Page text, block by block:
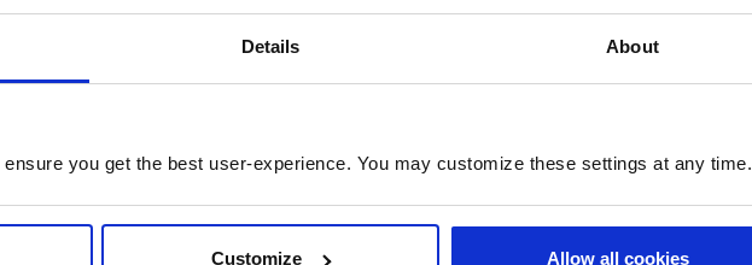
Details About
you get the best user-experience. You may customize these settings at any time.
Customize Allow all cookies
about solutions, news and events I am interested in via email. I can change these preferences at any
and conditions outlined in thePrivacy Policy
SENDEN